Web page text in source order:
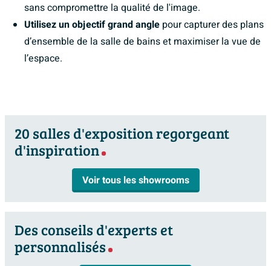
sans compromettre la qualité de l'image.
Utilisez un objectif grand angle pour capturer des plans
d’ensemble de la salle de bains et maximiser la vue de
l’espace.
20 salles d'exposition regorgeant
d'inspiration
Voir tous les showrooms
Des conseils d'experts et
personnalisés